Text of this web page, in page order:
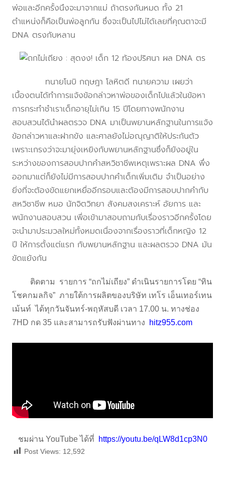
พ่อและอีกครั้งนึงจะมาจากแม่ ถ้าตรงกันหมด ทั้ง 21
ตำแหน่งก็คือเป็นพ่อลูกกัน ซึ่งจะเป็นไปไม่ได้เลยที่คุณตาจะมี
DNA ตรงกับหลาน
ทนายโนบิ กฤษฎา โลหิตดี ทนายความ เผยว่า
เบื้องตนได้ทำการแจ้งข้อกล่าวหาพ่อของเด็กไปแล้วในข้อหา
การกระทำชำเราเด็กอายุไม่เกิน 15 ปีโดยทางพนักงาน
สอบสวนได้นำผลตรวจ DNA มาเป็นพยานหลักฐานในการแจ้ง
ข้อกล่าวหาและฝากขัง และศาลยังไม่อณุญาติให้ประกันตัว
เพราะเกรงว่าจะมายุ่งเหยิงกับพยานหลักฐานซึ่งก็ยังอยู่ใน
ระหว่างของการสอบปากคำสหวิชาชีพเหตุเพราะผล DNA พึ่ง
ออกมาแต่ก็ยังไม่มีการสอบปากคำเด็กเพิ่มเติม จำเป็นอย่าง
ยิ่งที่จะต้องขัดแยกเหยื่ออีกรอบและต้องมีการสอบปากคำกับ
สหวิชาชีพ หมอ นักจิตวิทยา สังคมสงเคราะห์ อัยการ และ
พนักงานสอบสวน เพื่อเข้ามาสอบถามกับเรื่องราวอีกครั้งโดย
จะนำมาประมวลใหม่ทั้งหมดเนื่องจากเรื่องราวที่เด็กหญิง 12
ปี ให้การตั้งแต่แรก กับพยานหลักฐาน และผลตรวจ DNA มัน
ขัดแย้งกัน
ติดตาม รายการ “ถกไม่เถียง” ดำเนินรายการโดย “ทิน
โชคกมลกิจ” ภายใต้การผลิตของบริษัท เทโร เอ็นเทอร์เทน
เม้นท์ ได้ทุกวันจันทร์-พฤหัสบดี เวลา 17.00 น. ทางช่อง
7HD กด 35 และสามารถรับฟังผ่านทาง
hitz955.com
ชมผ่าน YouTube ได้ที่ https://youtu.be/qLW8d1cp3N0
Post Views: 12,592